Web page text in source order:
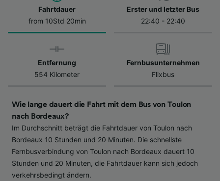
Fahrtdauer
from 10Std 20min
Erster und letzter Bus
22:40 - 22:40
Entfernung
554 Kilometer
Fernbusunternehmen
Flixbus
Wie lange dauert die Fahrt mit dem Bus von Toulon
nach Bordeaux?
Im Durchschnitt beträgt die Fahrtdauer von Toulon nach
Bordeaux 10 Stunden und 20 Minuten. Die schnellste
Fernbusverbindung von Toulon nach Bordeaux dauert 10
Stunden und 20 Minuten, die Fahrtdauer kann sich jedoch
verkehrsbedingt ändern.
Datenschutzrichtlinie. Diese Präferenzen
werden unseren Partnern signalisiert und
haben keinen Einfluss auf Surfdaten. Ihre
Daten werden nicht für Tracking-Zwecke
verwendet, wenn Sie uns gebeten haben, Ihr
Surfverhalten nicht zu verfolgen.
Verwendung genauer Standortdaten.
Endgeräteeigenschaften zur Identifikation
aktiv abfragen. Speichern von oder Zugriff auf
Informationen auf einem Endgerät.
Personalisierte Werbung und Inhalte, Messung
von Werbeleistung und der Performance von
Inhalten, Zielgruppenforschung sowie
Entwicklung und Verbesserung von